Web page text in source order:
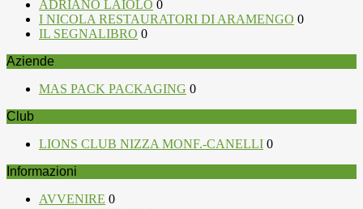
ADRIANO LAIOLO 0
I NICOLA RESTAURATORI DI ARAMENGO 0
IL SEGNALIBRO 0
Aziende
MAS PACK PACKAGING 0
Club
LIONS CLUB NIZZA MONF.-CANELLI 0
Informazioni
AVVENIRE 0